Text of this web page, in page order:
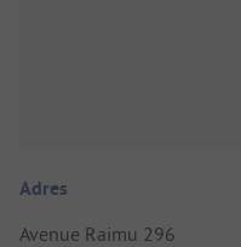
Adres
Avenue Raimu 296